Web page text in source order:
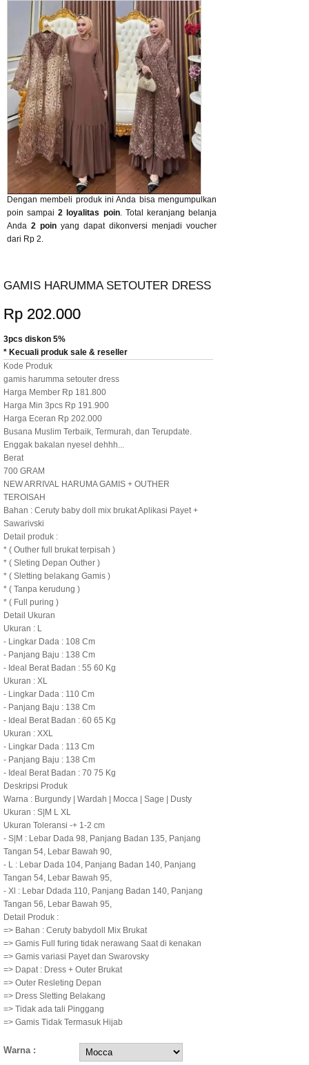
Dengan membeli produk ini Anda bisa mengumpulkan
poin sampai2 loyalitas poin. Total keranjang belanja
Anda 2 poin yang dapat dikonversi menjadi voucher
dari Rp 2.
GAMIS HARUMMA SETOUTER DRESS
Rp 202.000
3pcs diskon 5%
* Kecuali produk sale & reseller
Kode Produk
gamis harumma setouter dress
Harga Member Rp 181.800
Harga Min 3pcs Rp 191.900
Harga Eceran Rp 202.000
Busana Muslim Terbaik, Termurah, dan Terupdate.
Enggak bakalan nyesel dehhh...
Berat
700 GRAM
NEW ARRIVAL HARUMA GAMIS + OUTHER
TEROISAH
Bahan : Ceruty baby doll mix brukat Aplikasi Payet +
Sawarivski
Detail produk :
* ( Outher full brukat terpisah )
* ( Sleting Depan Outher )
* ( Sletting belakang Gamis )
* ( Tanpa kerudung )
* ( Full puring )
Detail Ukuran
Ukuran : L
- Lingkar Dada : 108 Cm
- Panjang Baju : 138 Cm
- Ideal Berat Badan : 55 60 Kg
Ukuran : XL
- Lingkar Dada : 110 Cm
- Panjang Baju : 138 Cm
- Ideal Berat Badan : 60 65 Kg
Ukuran : XXL
- Lingkar Dada : 113 Cm
- Panjang Baju : 138 Cm
- Ideal Berat Badan : 70 75 Kg
Deskripsi Produk
Warna : Burgundy | Wardah | Mocca | Sage | Dusty
Ukuran : S|M L XL
Ukuran Toleransi -+ 1-2 cm
- S|M : Lebar Dada 98, Panjang Badan 135, Panjang
Tangan 54, Lebar Bawah 90,
- L : Lebar Dada 104, Panjang Badan 140, Panjang
Tangan 54, Lebar Bawah 95,
- Xl : Lebar Ddada 110, Panjang Badan 140, Panjang
Tangan 56, Lebar Bawah 95,
Detail Produk :
=> Bahan : Ceruty babydoll Mix Brukat
=> Gamis Full furing tidak nerawang Saat di kenakan
=> Gamis variasi Payet dan Swarovsky
=> Dapat : Dress + Outer Brukat
=> Outer Resleting Depan
=> Dress Sletting Belakang
=> Tidak ada tali Pinggang
=> Gamis Tidak Termasuk Hijab
Warna :